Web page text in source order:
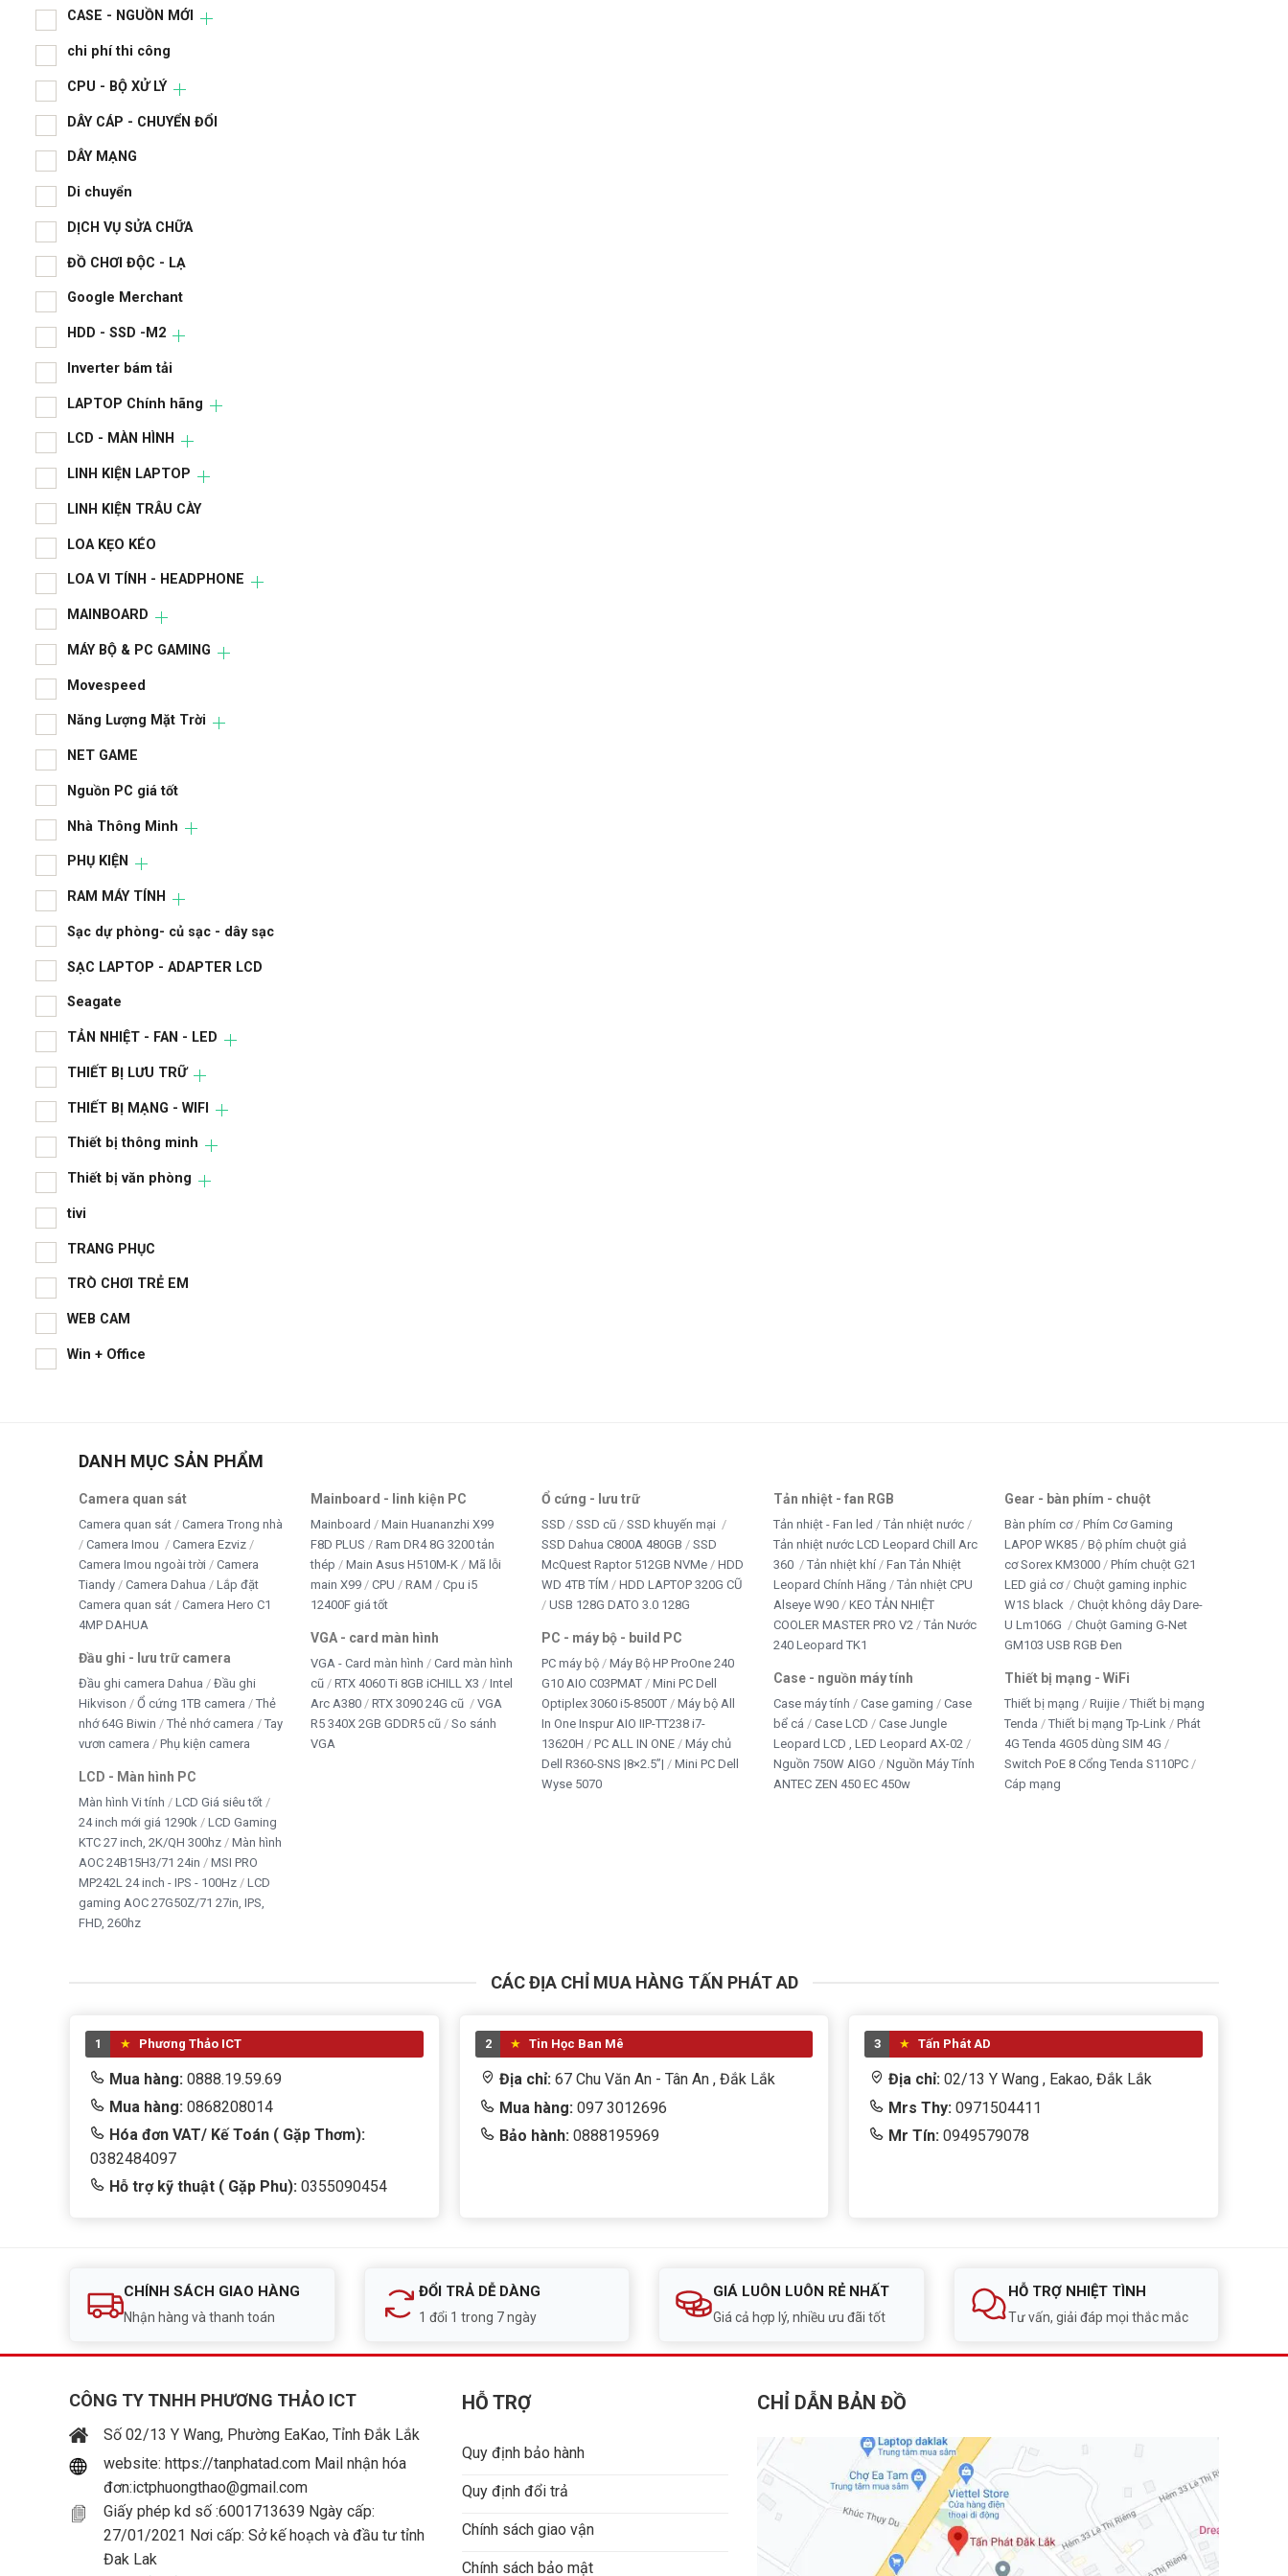
CASE - NGUỒN MỚI
chi phí thi công
CPU - BỘ XỬ LÝ
DÂY CÁP - CHUYỂN ĐỔI
DÂY MẠNG
Di chuyển
DỊCH VỤ SỬA CHỮA
ĐỒ CHƠI ĐỘC - LẠ
Google Merchant
HDD - SSD -M2
Inverter bám tải
LAPTOP Chính hãng
LCD - MÀN HÌNH
LINH KIỆN LAPTOP
LINH KIỆN TRÂU CÀY
LOA KẸO KÉO
LOA VI TÍNH - HEADPHONE
MAINBOARD
MÁY BỘ & PC GAMING
Movespeed
Năng Lượng Mặt Trời
NET GAME
Nguồn PC giá tốt
Nhà Thông Minh
PHỤ KIỆN
RAM MÁY TÍNH
Sạc dự phòng- củ sạc - dây sạc
SẠC LAPTOP - ADAPTER LCD
Seagate
TẢN NHIỆT - FAN - LED
THIẾT BỊ LƯU TRỮ
THIẾT BỊ MẠNG - WIFI
Thiết bị thông minh
Thiết bị văn phòng
tivi
TRANG PHỤC
TRÒ CHƠI TRẺ EM
WEB CAM
Win + Office
DANH MỤC SẢN PHẨM
Camera quan sát
Camera quan sát
Camera Trong nhà
Camera Imou
Camera Ezviz
Camera Imou ngoài trời
Camera
Tiandy
Camera Dahua
Lắp đặt
Camera quan sát
Camera Hero C1
4MP DAHUA
Đầu ghi - lưu trữ camera
Đầu ghi camera Dahua
Đầu ghi
Hikvison
Ổ cứng 1TB camera
Thẻ
nhớ 64G Biwin
Thẻ nhớ camera
Tay
vươn camera
Phụ kiện camera
LCD - Màn hình PC
Màn hình Vi tính
LCD Giá siêu tốt
24 inch mới giá 1290k
LCD Gaming
KTC 27 inch, 2K/QH 300hz
Màn hình
AOC 24B15H3/71 24in
MSI PRO
MP242L 24 inch - IPS - 100Hz
LCD
gaming AOC 27G50Z/71 27in, IPS,
FHD, 260hz
Mainboard - linh kiện PC
Mainboard
Main Huananzhi X99
F8D PLUS
Ram DR4 8G 3200 tản
thép
Main Asus H510M-K
Mã lỗi
main X99
CPU RAM
Cpu i5
12400F giá tốt
VGA - card màn hình
VGA - Card màn hình
Card màn hình
cũ
RTX 4060 Ti 8GB iCHILL X3
Intel
Arc A380
RTX 3090 24G cũ
VGA
R5 340X 2GB GDDR5 cũ
So sánh
VGA
Ổ cứng - lưu trữ
SSD SSD cũ
SSD khuyến mại
SSD Dahua C800A 480GB
SSD
McQuest Raptor 512GB NVMe
HDD
WD 4TB TÍM
HDD LAPTOP 320G CŨ
USB 128G DATO 3.0 128G
PC - máy bộ - build PC
PC máy bộ
Máy Bộ HP ProOne 240
G10 AIO C03PMAT
Mini PC Dell
Optiplex 3060 i5-8500T
Máy bộ All
In One Inspur AIO IIP-TT238 i7-
13620H
PC ALL IN ONE
Máy chủ
Dell R360-SNS |8×2.5”|
Mini PC Dell
Wyse 5070
Tản nhiệt - fan RGB
Tản nhiệt - Fan led
Tản nhiệt nước
Tản nhiệt nước LCD Leopard Chill Arc
360
Tản nhiệt khí
Fan Tản Nhiệt
Leopard Chính Hãng
Tản nhiệt CPU
Alseye W90
KEO TẢN NHIỆT
COOLER MASTER PRO V2
Tản Nước
240 Leopard TK1
Case - nguồn máy tính
Case máy tính Case gaming
Case
bể cá
Case LCD
Case Jungle
Leopard LCD , LED Leopard AX-02
Nguồn 750W AIGO
Nguồn Máy Tính
ANTEC ZEN 450 EC 450w
Gear - bàn phím - chuột
Bàn phím cơ
Phím Cơ Gaming
LAPOP WK85
Bộ phím chuột giả
cơ Sorex KM3000
Phím chuột G21
LED giả cơ
Chuột gaming inphic
W1S black
Chuột không dây Dare-
U Lm106G
Chuột Gaming G-Net
GM103 USB RGB Đen
Thiết bị mạng - WiFi
Thiết bị mạng Ruijie
Thiết bị mạng
Tenda
Thiết bị mạng Tp-Link
Phát
4G Tenda 4G05 dùng SIM 4G
Switch PoE 8 Cổng Tenda S110PC
Cáp mạng
CÁC ĐỊA CHỈ MUA HÀNG TẤN PHÁT AD
1 Phương Thảo ICT
Mua hàng: 0888.19.59.69
Mua hàng: 0868208014
Hóa đơn VAT/ Kế Toán ( Gặp Thơm):
0382484097
Hỗ trợ kỹ thuật ( Gặp Phu): 0355090454
2 Tin Học Ban Mê
Địa chỉ: 67 Chu Văn An - Tân An , Đắk Lắk
Mua hàng: 097 3012696
Bảo hành: 0888195969
3 Tấn Phát AD
Địa chỉ:02/13 Y Wang , Eakao, Đắk Lắk
Mrs Thy: 0971504411
Mr Tín: 0949579078
CHÍNH SÁCH GIAO HÀNG
Nhận hàng và thanh toán
ĐỔI TRẢ DỄ DÀNG
1 đổi 1 trong 7 ngày
GIÁ LUÔN LUÔN RẺ NHẤT
Giá cả hợp lý, nhiều ưu đãi tốt
HỖ TRỢ NHIỆT TÌNH
Tư vấn, giải đáp mọi thắc mắc
CÔNG TY TNHH PHƯƠNG THẢO ICT
Số 02/13 Y Wang, Phường EaKao, Tỉnh Đắk Lắk
website: https://tanphatad.com Mail nhận hóa
đơn:ictphuongthao@gmail.com
Giấy phép kd số :6001713639 Ngày cấp:
27/01/2021 Nơi cấp: Sở kế hoạch và đầu tư tỉnh
Đak Lak
HỖ TRỢ
Quy định bảo hành
Quy định đổi trả
Chính sách giao vận
Chính sách bảo mật
CHỈ DẪN BẢN ĐỒ